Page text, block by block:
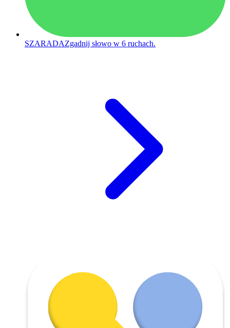
SZARADAZgadnij słowo w 6 ruchach.